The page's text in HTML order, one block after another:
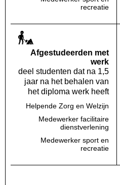
recreatie
Af­gestudeerden met
werk
deel studenten dat na 1,5
jaar na het behalen van
het diploma werk heeft
Helpende Zorg en Welzijn
Medewerker facilitaire
dienstverlening
Medewerker sport en
recreatie